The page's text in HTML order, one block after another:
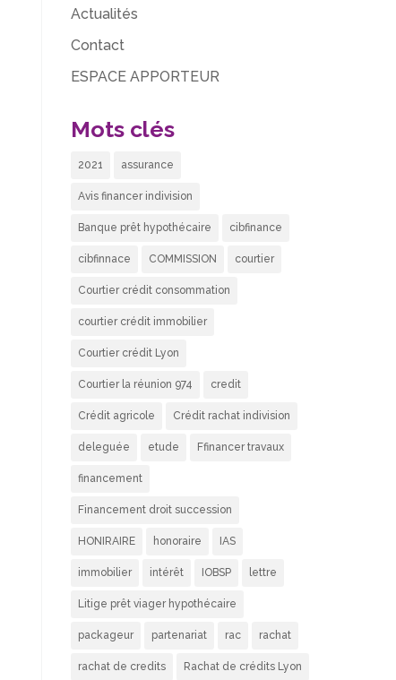
Actualités
Contact
ESPACE APPORTEUR
Mots clés
2021 assurance
Avis financer indivision
Banque prêt hypothécaire cibfinance
cibfinnace COMMISSION courtier
Courtier crédit consommation
courtier crédit immobilier
Courtier crédit Lyon
Courtier la réunion 974 credit
Crédit agricole Crédit rachat indivision
deleguée etude Ffinancer travaux
financement
Financement droit succession
HONIRAIRE honoraire IAS
immobilier intérêt IOBSP lettre
Litige prêt viager hypothécaire
packageur partenariat rac rachat
rachat de credits Rachat de crédits Lyon